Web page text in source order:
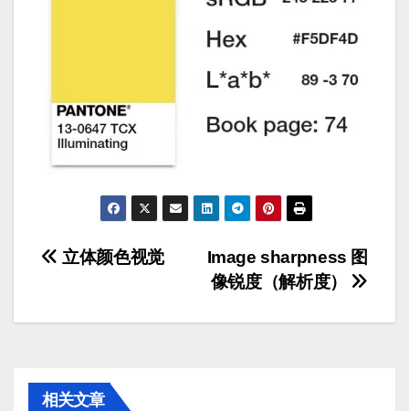
文
航
Image sharpness 图
像锐度（解析度）
立体颜色视觉
相关文章